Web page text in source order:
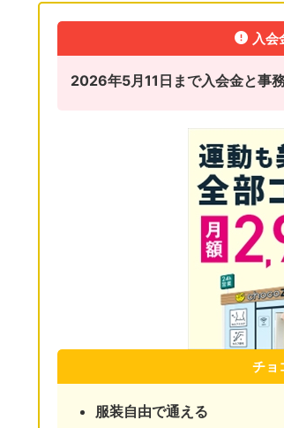
入会
2026年5月11日まで入会金と事
チョ
服装自由で通える